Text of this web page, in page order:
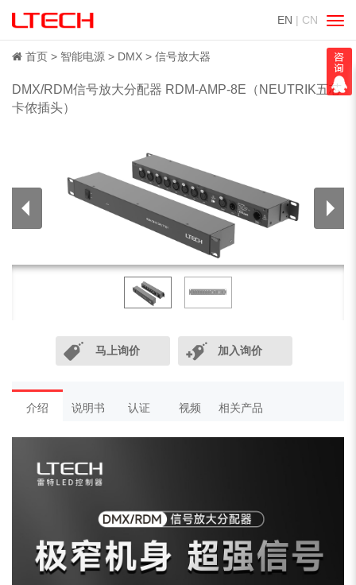
EN | CN
切
换
导
航
首页 智能电源 DMX 信号放大器
DMX/RDM信号放大分配器 RDM-AMP-8E（NEUTRIK五芯
卡侬插头）
马上询价 加入询价
介绍 说明书 认证 视频 相关产品